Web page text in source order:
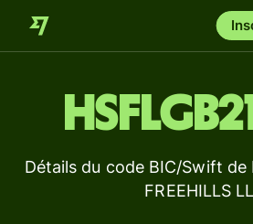
Détails du code BIC/Swift de
FREEHILLS